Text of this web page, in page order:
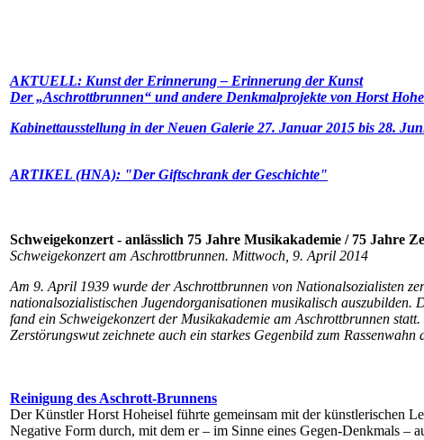
AKTUELL: Kunst der Erinnerung – Erinnerung der Kunst
Der „Aschrottbrunnen“ und andere Denkmalprojekte von Horst
Kabinettausstellung in der Neuen Galerie 27. Januar 2015 bis 28.
ARTIKEL (HNA): "Der Giftschrank der Geschichte"
Schweigekonzert - anlässlich 75 Jahre Musikakademie / 75 Jahre
Schweigekonzert am Aschrottbrunnen. Mittwoch, 9. April 2014
Am 9. April 1939 wurde der Aschrottbrunnen von Nationalsozialisten
nationalsozialistischen Jugendorganisationen musikalisch
fand ein Schweigekonzert der Musikakademie am Aschrottbrunnen
Zerstörungswut zeichnete auch ein starkes Gegenbild zum Rassenwahn
Reinigung des Aschrott-Brunnens
Der Künstler Horst Hoheisel führte gemeinsam mit der künstlerischen
Negative Form durch, mit dem er – im Sinne eines Gegen-Denkmals –